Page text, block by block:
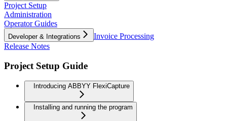
Project Setup
Administration
Operator Guides
Developer & Integrations
Invoice Processing
Release Notes
Project Setup Guide
Introducing ABBYY FlexiCapture
Installing and running the program